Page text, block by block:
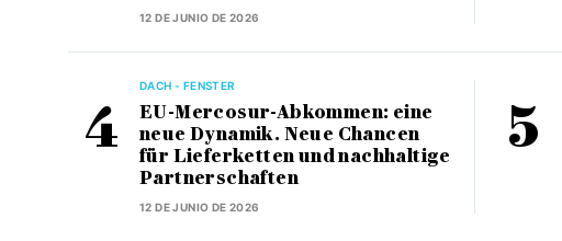
12 DE JUNIO DE 2026
DACH - FENSTER
EU-Mercosur-Abkommen: eine
neue Dynamik. Neue Chancen
für Lieferketten und nachhaltige
Partnerschaften
12 DE JUNIO DE 2026